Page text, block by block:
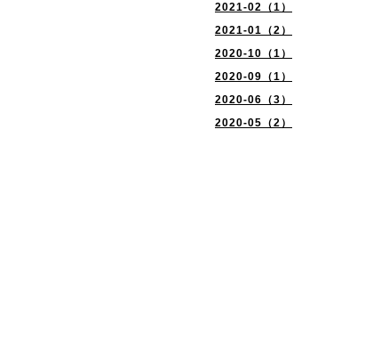
2021-02（1）
2021-01（2）
2020-10（1）
2020-09（1）
2020-06（3）
2020-05（2）